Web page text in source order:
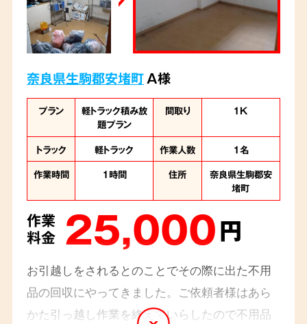
奈良県生駒郡安堵町A様
プラン
軽トラック積み放
題プラン
間取り 1K
トラック 軽トラック 作業人数
1名
作業時間
1時間 住所
奈良県生駒郡安
堵町
作業
料金 25,000円
お引越しをされるとのことでその際に出た不用
品の回収にやってきました。ご依頼者様はあら
かた引っ越し作業を終えていらしたので不用品